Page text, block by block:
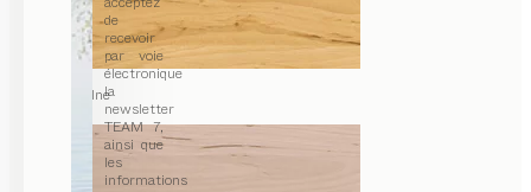
de
recevoir
par voie
électronique
la
newsletter
TEAM 7,
ainsi que
les
informations
aulne